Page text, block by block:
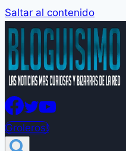
Saltar al contenido
Groleros!